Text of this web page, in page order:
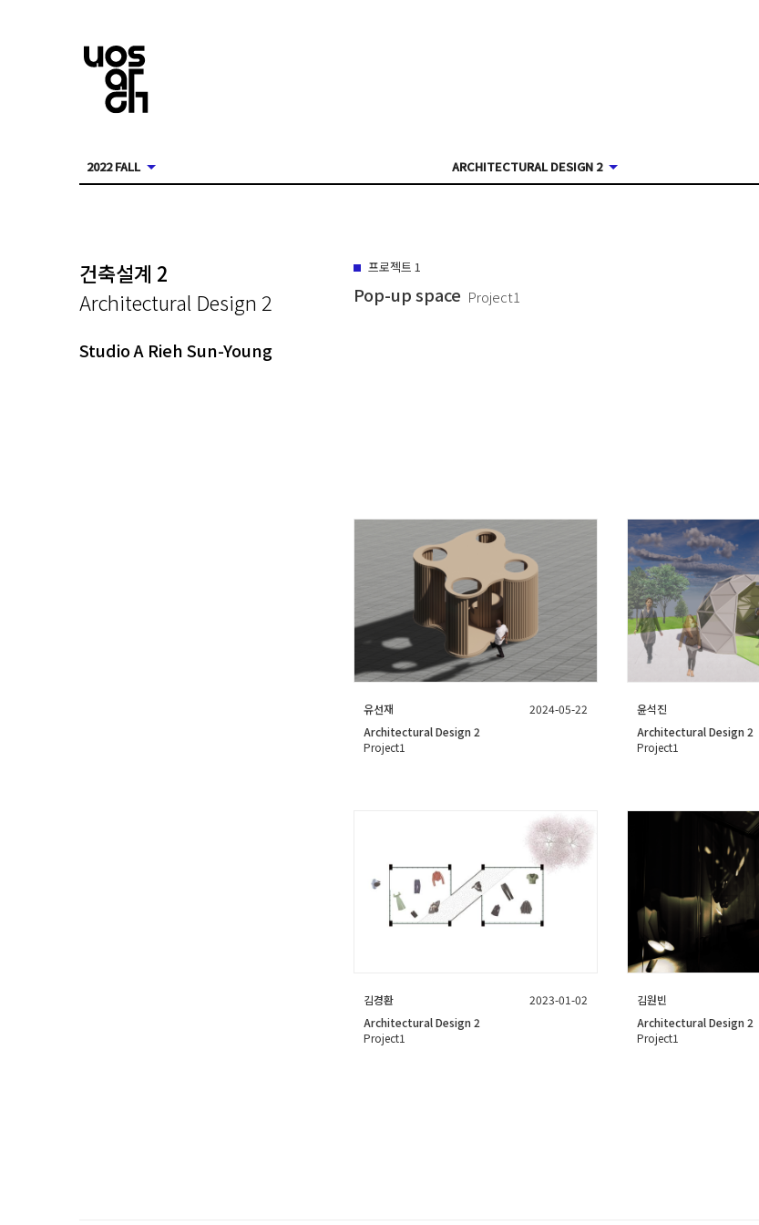
2022 FALL ARCHITECTURAL DESIGN 2
건축설계 2
Architectural Design 2
Studio A Rieh Sun-Young
프로젝트 1
Pop-up space Project1
유선재
2024-05-22
Architectural Design 2
Project1
윤석진
Architectural Design 2
Project1
김경환
2023-01-02
Architectural Design 2
Project1
김원빈
Architectural Design 2
Project1